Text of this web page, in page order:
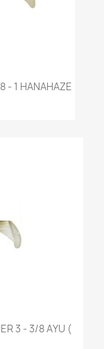
- 1 HANAHAZE
3 - 3/8 AYU (